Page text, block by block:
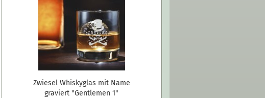
Zwiesel Whiskyglas mit Name
graviert "Gentlemen 1"